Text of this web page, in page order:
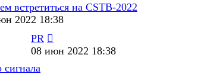
встретиться на CSTB-2022
2022 18:38
PR
08 июн 2022 18:38